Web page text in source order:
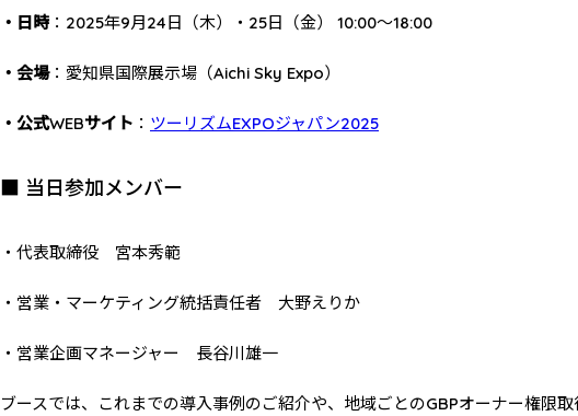
・日時：2025年9月24日（木）・25日（金） 10:00～18:00
・会場：愛知県国際展示場（Aichi Sky Expo）
・公式WEBサイト ： ツーリズムEXPOジャパン2025
■ 当日参加メンバー
・代表取締役 宮本秀範
・営業・マーケティング統括責任者 大野えりか
・営業企画マネージャー 長谷川雄一
ブースでは、これまでの導入事例のご紹介や、地域ごとのGBPオーナー権限